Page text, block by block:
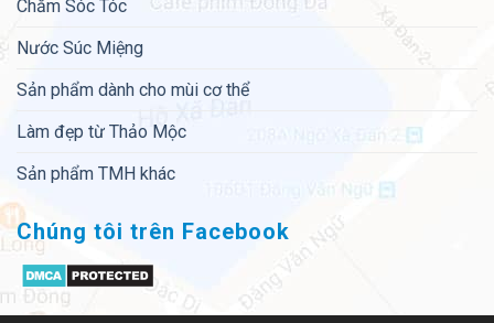
Chăm Sóc Tóc
Nước Súc Miệng
Sản phẩm dành cho mùi cơ thể
Làm đẹp từ Thảo Mộc
Sản phẩm TMH khác
Chúng tôi trên Facebook